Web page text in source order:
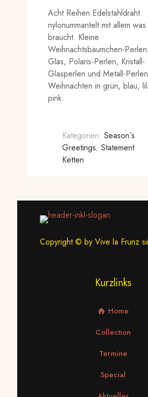
Acht Reihen Edelstahldraht
nylonummantelt mit allem
braucht. Kleine
Weihnachtsbäumchen-
Glas, Polaris-Perlen, Kristall-
Glasperlen und Metall-
Weihnachten in grün, blau,
pink.
Kategorien: Season`s
Greetings, Statement
Ketten
Copyright © by Vive la Frunz
Kurzlinks
Home
Collection
Termine
Special